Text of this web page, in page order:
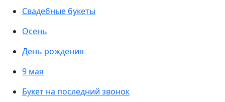
Свадебные букеты
Осень
День рождения
9 мая
Букет на последний звонок